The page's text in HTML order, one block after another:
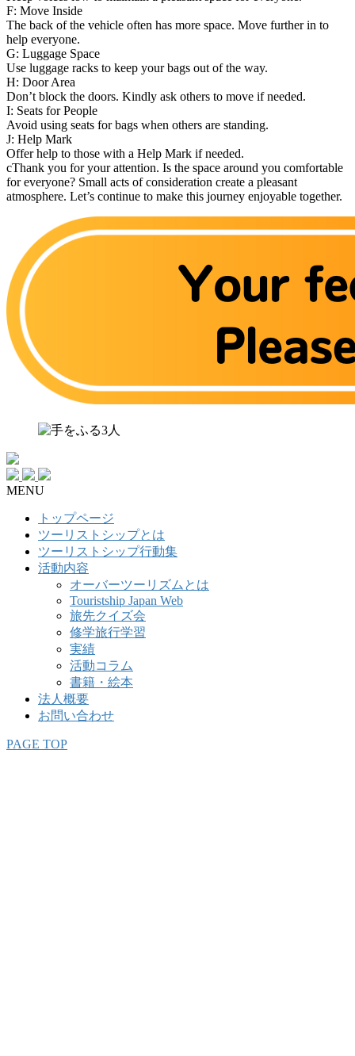
F: Move Inside
The back of the vehicle often has more space. Move further in to
help everyone.
G: Luggage Space
Use luggage racks to keep your bags out of the way.
H: Door Area
Don’t block the doors. Kindly ask others to move if needed.
I: Seats for People
Avoid using seats for bags when others are standing.
J: Help Mark
Offer help to those with a Help Mark if needed.
cThank you for your attention. Is the space around you comfortable
for everyone? Small acts of consideration create a pleasant
atmosphere. Let’s continue to make this journey enjoyable together.
MENU
トップページ
ツーリストシップとは
ツーリストシップ行動集
活動内容
オーバーツーリズムとは
Touristship Japan Web
旅先クイズ会
修学旅行学習
実績
活動コラム
書籍・絵本
法人概要
お問い合わせ
PAGE TOP